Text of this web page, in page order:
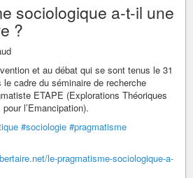
sociologique a-t-il une
?
et au débat qui se sont tenus le 31
cadre du séminaire de recherche
ETAPE (Explorations Théoriques
l’Emancipation).
#sociologie #pragmatisme
le-pragmatisme-sociologique-a-